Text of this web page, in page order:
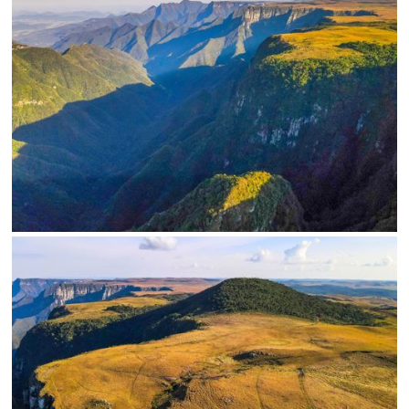
Limite de download
Status